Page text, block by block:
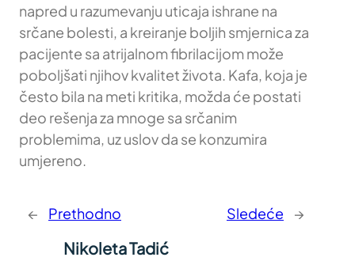
napred u razumevanju uticaja ishrane na
srčane bolesti, a kreiranje boljih smjernica za
pacijente sa atrijalnom fibrilacijom može
poboljšati njihov kvalitet života. Kafa, koja je
često bila na meti kritika, možda će postati
deo rešenja za mnoge sa srčanim
problemima, uz uslov da se konzumira
umjereno.
← Prethodno Sledeće →
Nikoleta Tadić